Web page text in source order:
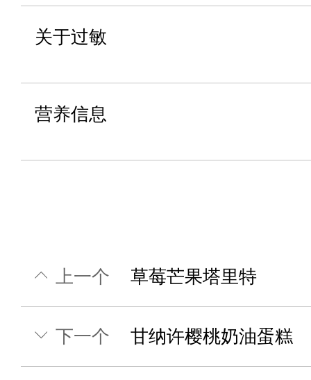
关于过敏
营养信息
上一个 草莓芒果塔里特
下一个 甘纳许樱桃奶油蛋糕